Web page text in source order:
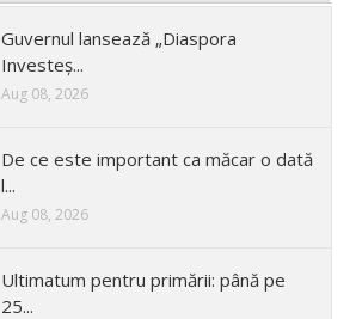
Guvernul lansează „Diaspora
Investeș...
Aug 08, 2026
De ce este important ca măcar o dată
l...
Aug 08, 2026
Ultimatum pentru primării: până pe
25...